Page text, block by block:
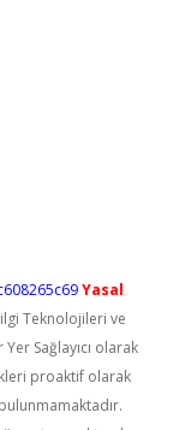
Yasal
Teknolojileri ve
Sağlayıcı olarak
proaktif olarak